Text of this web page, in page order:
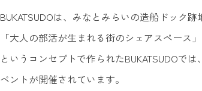
BUKATSUDOは、みなとみらいの造船ドック跡
「大人の部活が生まれる街のシェアスペース」
というコンセプトで作られたBUKATSUDOで
ベントが開催されています。